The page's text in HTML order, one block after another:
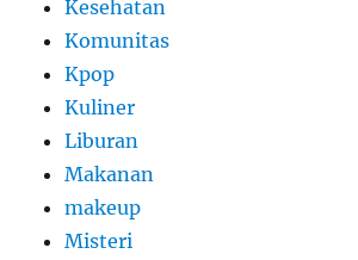
Kesehatan
Komunitas
Kpop
Kuliner
Liburan
Makanan
makeup
Misteri